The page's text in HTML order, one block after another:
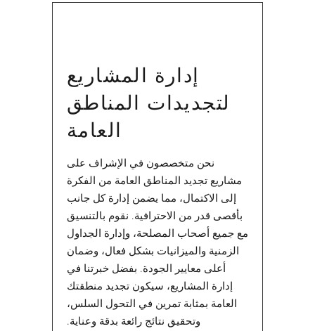
إدارة المشاريع
لتجديدات المناطق
العامة
نحن متخصصون في الإشراف على
مشاريع تجديد المناطق العامة من الفكرة
إلى الاكتمال، مما يضمن إدارة كل جانب
بأقصى قدر من الاحترافية. نقوم بالتنسيق
مع جميع أصحاب المصلحة، وإدارة الجداول
الزمنية والميزانيات بشكل فعال، وضمان
أعلى معايير الجودة. بفضل خبرتنا في
إدارة المشاريع، سيكون تجديد منطقتك
العامة بمثابة تمرين في التحول السلس،
وتحقيق نتائج رائعة بدقة وعناية.